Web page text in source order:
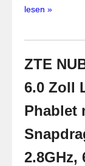
lesen »
ZTE
6.0 Zoll
Phablet
2.8GHz,